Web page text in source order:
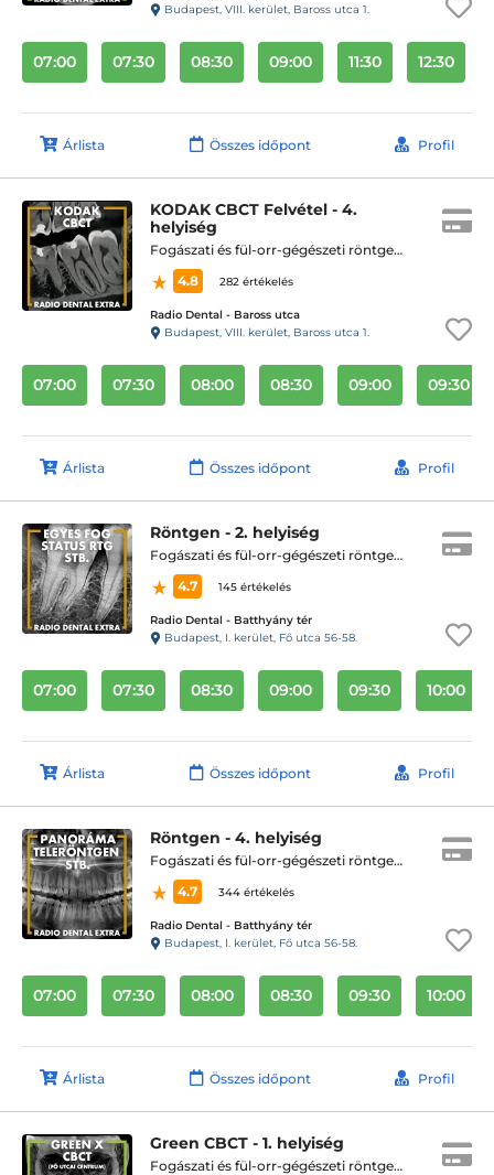
Budapest, VIII. kerület, Baross utca 1.
07:00 07:30 08:30 09:00 11:30 12:30
Árlista Összes időpont Profil
KODAK CBCT Felvétel - 4.
helyiség
Fogászati és fül-orr-gégészeti röntgen, cbct készítése
4.8
282 értékelés
Radio Dental - Baross utca
Budapest, VIII. kerület, Baross utca 1.
07:00 07:30 08:00 08:30 09:00 09:30
Árlista Összes időpont Profil
Röntgen - 2. helyiség
Fogászati és fül-orr-gégészeti röntgen, cbct készítése
4.7
145 értékelés
Radio Dental - Batthyány tér
Budapest, I. kerület, Fő utca 56-58.
07:00 07:30 08:30 09:00 09:30 10:00
Árlista Összes időpont Profil
Röntgen - 4. helyiség
Fogászati és fül-orr-gégészeti röntgen, cbct készítése
4.7
344 értékelés
Radio Dental - Batthyány tér
Budapest, I. kerület, Fő utca 56-58.
07:00 07:30 08:00 08:30 09:30 10:00
Árlista Összes időpont Profil
Green CBCT - 1. helyiség
Fogászati és fül-orr-gégészeti röntgen, cbct készítése